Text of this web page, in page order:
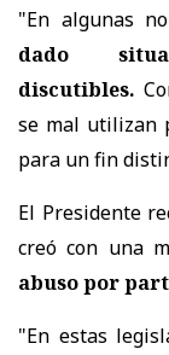
"En algunas
dado
discutibles.
se mal utilizan
para un fin
El Presidente
creó con una
abuso por
"En estas